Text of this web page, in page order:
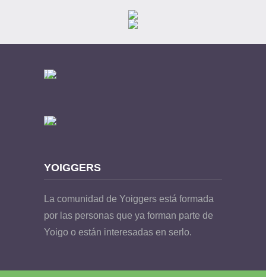
YOIGGERS
La comunidad de Yoiggers está formada
por las personas que ya forman parte de
Yoigo o están interesadas en serlo.